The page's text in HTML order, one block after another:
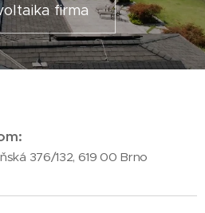
firma
:
376/132, 619 00 Brno